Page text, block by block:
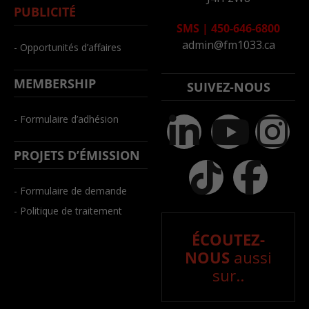
PUBLICITÉ
- Opportunités d’affaires
MEMBERSHIP
- Formulaire d’adhésion
PROJETS D’ÉMISSION
- Formulaire de demande
- Politique de traitement
SMS | 450-646-6800
admin@fm1033.ca
SUIVEZ-NOUS
ÉCOUTEZ-
NOUS aussi
sur..